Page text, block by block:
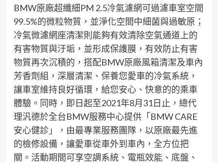
BMW原廠超纖細PM 2.5冷氣濾網可過濾車室空間
99.5%的微粒物質，並淨化空間中細菌與過敏原；
冷氣微濾網座清潔則能夠有效清除空氣通道上的
有害物質與汙垢，並形成保護膜，有效防止有害
物質再次沉積的，搭配BMW原廠風箱清潔及車內
芳香劑組，深層清潔、保養您愛車的冷氣系統，
讓車室維持良好循環，給您安心、快意的的乘車
體驗。同時，即日起至2021年8月31日止，總代
理汎德於全台BMW服務中心提供「BMW CARE
安心健診」，由最專業服務團隊，以原廠最先進
的檢修設備，讓愛車從車外到車內，全方位把
關。活動期間可享空調系統、電瓶效能、底盤、